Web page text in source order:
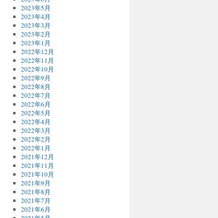
2023年5月
2023年4月
2023年3月
2023年2月
2023年1月
2022年12月
2022年11月
2022年10月
2022年9月
2022年8月
2022年7月
2022年6月
2022年5月
2022年4月
2022年3月
2022年2月
2022年1月
2021年12月
2021年11月
2021年10月
2021年9月
2021年8月
2021年7月
2021年6月